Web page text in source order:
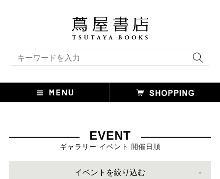
EVENT
ギャラリー イベント 開催日順
イベントを絞り込む